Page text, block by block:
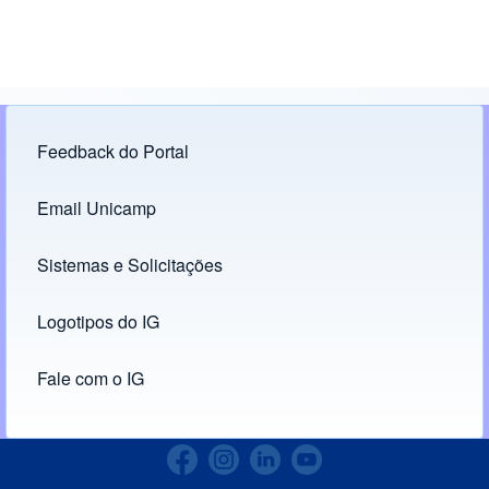
Footer menu
Feedback do Portal
Links
Email Unicamp
(opens in new tab)
Sistemas e Solicitações
(opens in new tab)
Logotipos do IG
(opens in new tab)
Fale com o IG